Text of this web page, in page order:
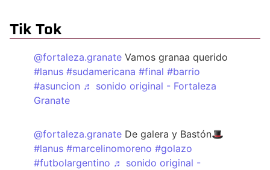
Tik Tok
@fortaleza.granate Vamos granaa querido
#lanus #sudamericana #final #barrio
#asuncion ♬ sonido original - Fortaleza
Granate
@fortaleza.granate De galera y Bastón🎩
#lanus #marcelinomoreno #golazo
#futbolargentino ♬ sonido original -